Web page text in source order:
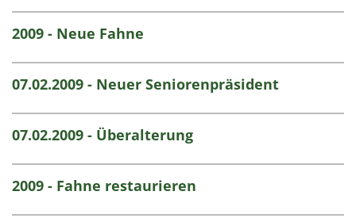
2009 - Neue Fahne
07.02.2009 - Neuer Seniorenpräsident
07.02.2009 - Überalterung
2009 - Fahne restaurieren